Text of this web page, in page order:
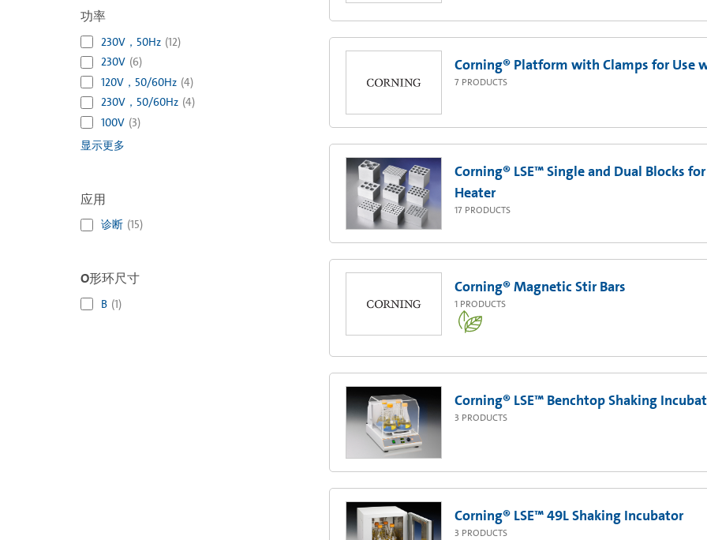
功率
230V，50Hz (12)
230V (6)
120V，50/60Hz (4)
230V，50/60Hz (4)
100V (3)
显示更多
应用
诊断 (15)
O形环尺寸
B (1)
Corning® Platform with Clamps for Use
7 PRODUCTS
Corning® LSE™ Single and Dual Blocks
Heater
17 PRODUCTS
Corning® Magnetic Stir Bars
1 PRODUCTS
Corning® LSE™ Benchtop Shaking
3 PRODUCTS
Corning® LSE™ 49L Shaking Incubator
3 PRODUCTS